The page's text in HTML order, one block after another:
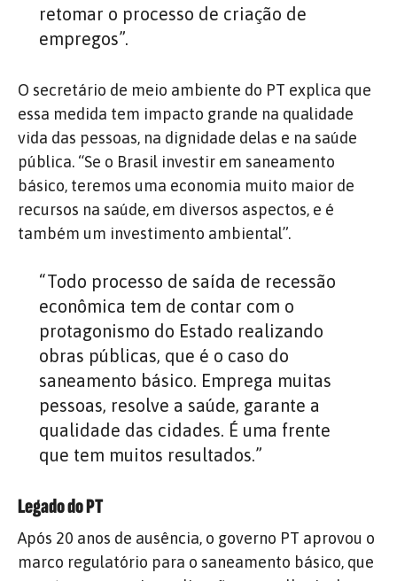
retomar o processo de criação de
empregos”.
O secretário de meio ambiente do PT explica que
essa medida tem impacto grande na qualidade
vida das pessoas, na dignidade delas e na saúde
pública. “Se o Brasil investir em saneamento
básico, teremos uma economia muito maior de
recursos na saúde, em diversos aspectos, e é
também um investimento ambiental”.
“Todo processo de saída de recessão
econômica tem de contar com o
protagonismo do Estado realizando
obras públicas, que é o caso do
saneamento básico. Emprega muitas
pessoas, resolve a saúde, garante a
qualidade das cidades. É uma frente
que tem muitos resultados.”
Legado do PT
Após 20 anos de ausência, o governo PT aprovou o
marco regulatório para o saneamento básico, que